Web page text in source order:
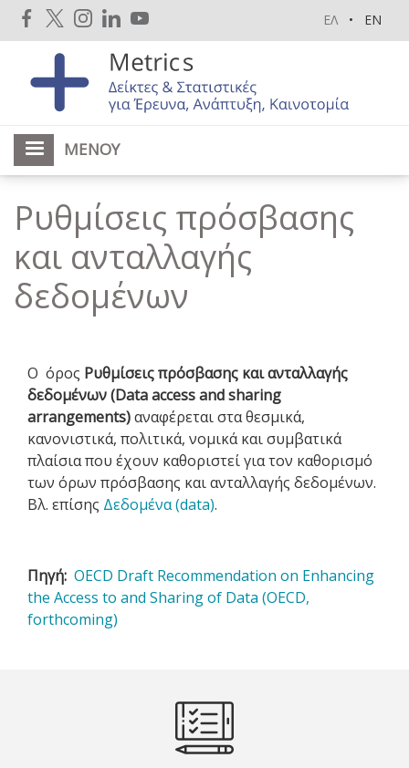
Παράκαμψη
προς
κυρίως
ΕΛ EN
ΜΕΝΟΎ
Ρυθμίσεις πρόσβασης
και ανταλλαγής
δεδομένων
Ο όρος Ρυθμίσεις πρόσβασης και ανταλλαγής
δεδομένων (Data access and sharing
arrangements)αναφέρεται στα θεσμικά,
κανονιστικά, πολιτικά, νομικά και συμβατικά
πλαίσια που έχουν καθοριστεί για τον καθορισμό
των όρων πρόσβασης και ανταλλαγής δεδομένων.
Βλ. επίσης Δεδομένα (data).
Πηγή OECD Draft Recommendation on Enhancing
the Access to and Sharing of Data (OECD,
forthcoming)